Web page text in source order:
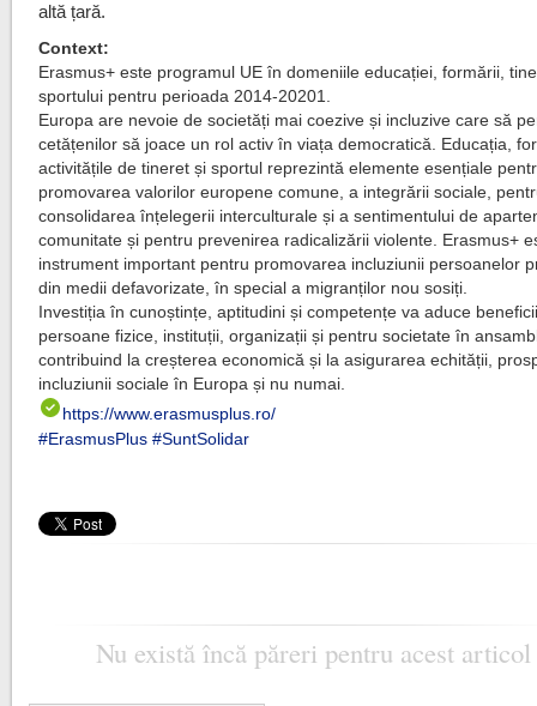
altă țară.
Context:
Erasmus+ este programul UE în domeniile educației, formării,
sportului pentru perioada 2014-20201.
Europa are nevoie de societăți mai coezive și incluzive care să
cetățenilor să joace un rol activ în viața democratică. Educația,
activitățile de tineret și sportul reprezintă elemente esențiale
promovarea valorilor europene comune, a integrării sociale,
consolidarea înțelegerii interculturale și a sentimentului de
comunitate și pentru prevenirea radicalizării violente. Erasmus+
instrument important pentru promovarea incluziunii persoanelor
din medii defavorizate, în special a migranților nou sosiți.
Investiția în cunoștințe, aptitudini și competențe va aduce
persoane fizice, instituții, organizații și pentru societate în
contribuind la creșterea economică și la asigurarea echității,
incluziunii sociale în Europa și nu numai.
https://www.erasmusplus.ro/
#ErasmusPlus #SuntSolidar
Nu există încă păreri pentru acest articol